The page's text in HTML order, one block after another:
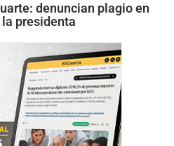
denuncian plagio en
la presidenta